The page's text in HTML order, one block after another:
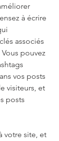
à écrire
associés
pouvez
vos posts
visiteurs, et
posts
votre site, et